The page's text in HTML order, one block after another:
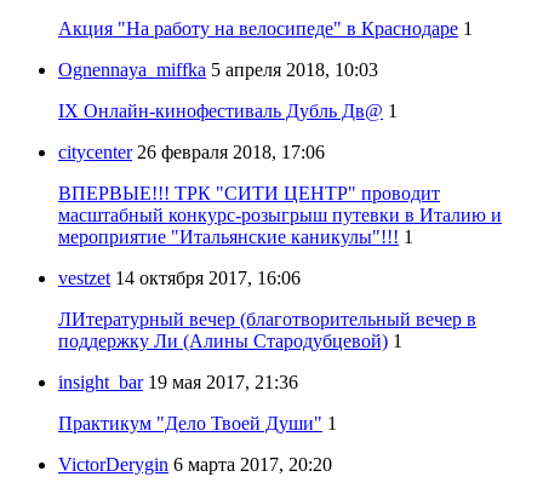
Акция "На работу на велосипеде" в Краснодаре 1
Ognennaya_miffka 5 апреля 2018, 10:03
IX Онлайн-кинофестиваль Дубль Дв@ 1
citycenter 26 февраля 2018, 17:06
ВПЕРВЫЕ!!! ТРК "СИТИ ЦЕНТР" проводит
масштабный конкурс-розыгрыш путевки в Италию и
мероприятие "Итальянские каникулы"!!! 1
vestzet 14 октября 2017, 16:06
ЛИтературный вечер (благотворительный вечер в
поддержку Ли (Алины Стародубцевой) 1
insight_bar 19 мая 2017, 21:36
Практикум "Дело Твоей Души" 1
VictorDerygin 6 марта 2017, 20:20